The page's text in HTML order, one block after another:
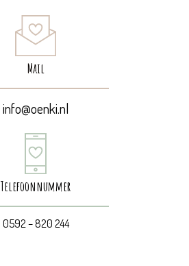
Mail
info@oenki.nl
Telefoonnummer
0592 – 820 244